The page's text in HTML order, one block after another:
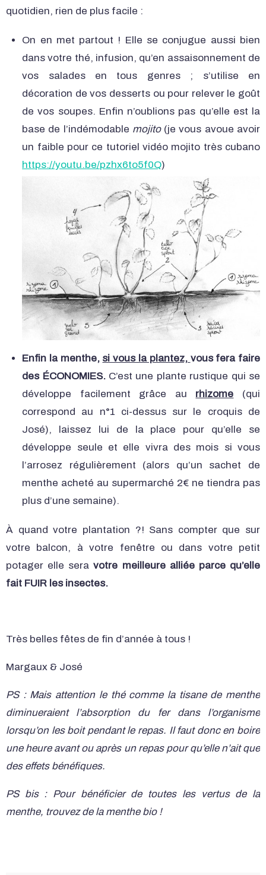
quotidien, rien de plus facile :
On en met partout ! Elle se conjugue aussi bien
dans votre thé, infusion, qu’en assaisonnement de
vos salades en tous genres ; s’utilise en
décoration de vos desserts ou pour relever le goût
de vos soupes. Enfin n’oublions pas qu’elle est la
base de l’indémodable mojito(je vous avoue avoir
un faible pour ce tutoriel vidéo mojito très cubano
https://youtu.be/pzhx6to5f0Q)
Enfin la menthe, si vous la plantez, vous fera faire
des ÉCONOMIES.C’est une plante rustique qui se
développe facilement grâce au rhizome (qui
correspond au n°1 ci-dessus sur le croquis de
José), laissez lui de la place pour qu’elle se
développe seule et elle vivra des mois si vous
l’arrosez régulièrement (alors qu’un sachet de
menthe acheté au supermarché 2€ ne tiendra pas
plus d’une semaine).
À quand votre plantation ?! Sans compter que sur
votre balcon, à votre fenêtre ou dans votre petit
potager elle seravotre meilleure alliée parce qu’elle
fait FUIR les insectes.
Très belles fêtes de fin d’année à tous !
Margaux & José
PS : Mais attention le thé comme la tisane de menthe
diminueraient l’absorption du fer dans l’organisme
lorsqu’on les boit pendant le repas. Il faut donc en boire
une heure avant ou après un repas pour qu’elle n’ait que
des effets bénéfiques.
PS bis : Pour bénéficier de toutes les vertus de la
menthe, trouvez de la menthe bio !